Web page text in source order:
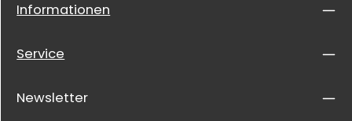
Informationen
Service
Newsletter